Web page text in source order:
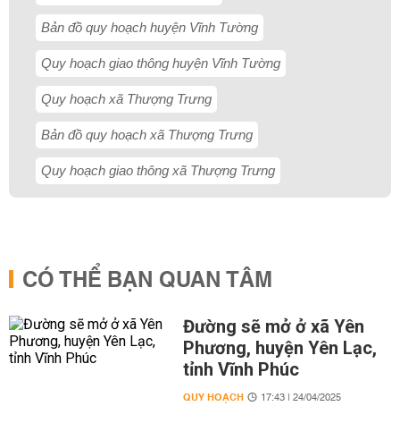
Bản đồ quy hoạch huyện Vĩnh Tường
Quy hoạch giao thông huyện Vĩnh Tường
Quy hoạch xã Thượng Trưng
Bản đồ quy hoạch xã Thượng Trưng
Quy hoạch giao thông xã Thượng Trưng
CÓ THỂ BẠN QUAN TÂM
Đường sẽ mở ở xã Yên
Phương, huyện Yên Lạc,
tỉnh Vĩnh Phúc
QUY HOẠCH 17:43 | 24/04/2025